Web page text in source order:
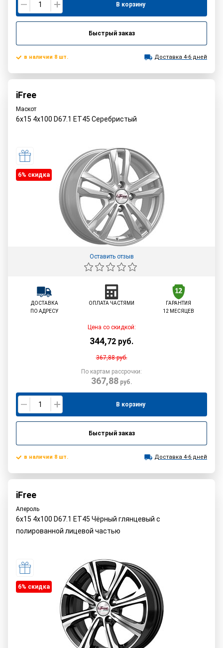
В корзину
Быстрый заказ
в наличии 8 шт. Доставка 4-6 дней
iFree
Маскот
6x15 4x100 D67.1 ET45 Серебристый
6% cкидка
Оставить отзыв
ДОСТАВКА
ПО АДРЕСУ
ОПЛАТА ЧАСТЯМИ
ГАРАНТИЯ
12 МЕСЯЦЕВ
Цена со скидкой:
344,72 руб.
367,88руб.
По картам рассрочки:
367,88руб.
В корзину
Быстрый заказ
в наличии 8 шт. Доставка 4-6 дней
iFree
Апероль
6x15 4x100 D67.1 ET45 Чёрный глянцевый с
полированной лицевой частью
6% cкидка